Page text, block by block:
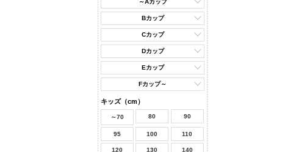
～Aカップ
Bカップ
Cカップ
Dカップ
Eカップ
Fカップ～
キッズ（cm）
～70 80 90
95 100 110
120 130 140